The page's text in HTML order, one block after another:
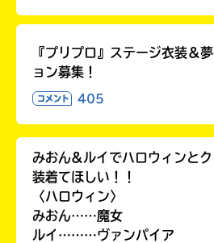
『プリプロ』ステージ衣装＆
ョン募集！
コメント 405
みおん&ルイでハロウィンと
装着てほしい！！
〈ハロウィン〉
みおん……魔女
ルイ………ヴァンパイア